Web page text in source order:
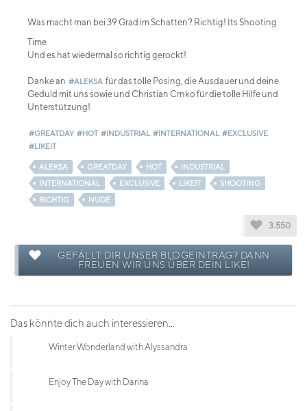
Was macht man bei 39 Grad im Schatten? Richtig! Its Shooting
Time
Und es hat wiedermal so richtig gerockt!
Danke an #ALEKSA für das tolle Posing, die Ausdauer und deine
Geduld mit uns sowie und Christian Crnko für die tolle Hilfe und
Unterstützung!
#GREATDAY #HOT #INDUSTRIAL #INTERNATIONAL #EXCLUSIVE
#LIKEIT
ALEKSA GREATDAY HOT
INDUSTRIAL
INTERNATIONAL
EXCLUSIVE LIKEIT
SHOOTING
RICHTIG
NUDE
3.550
GEFÄLLT DIR UNSER BLOGEINTRAG? DANN
FREUEN WIR UNS ÜBER DEIN LIKE!
Das könnte dich auch interessieren...
Winter Wonderland with Alyssandra
Enjoy The Day with Darina